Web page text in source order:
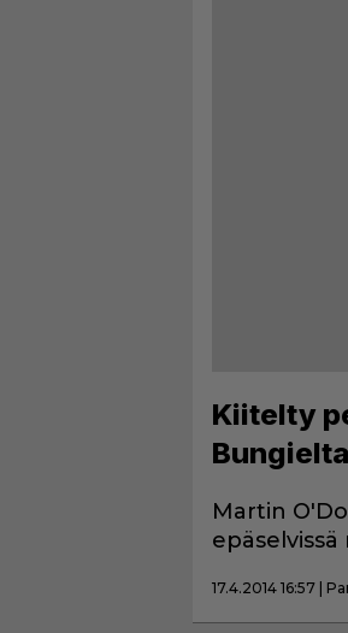
Kiitelty
Bungielta
Martin
epäselvissä
17.4.2014 16:57 |